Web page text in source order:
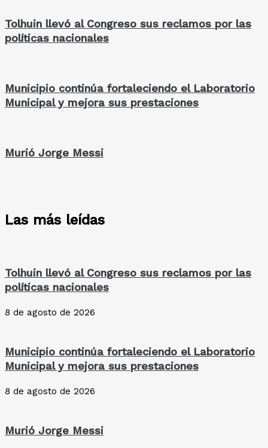
Tolhuin llevó al Congreso sus reclamos por las
políticas nacionales
Municipio continúa fortaleciendo el Laboratorio
Municipal y mejora sus prestaciones
Murió Jorge Messi
Las más leídas
Tolhuin llevó al Congreso sus reclamos por las
políticas nacionales
8 de agosto de 2026
Municipio continúa fortaleciendo el Laboratorio
Municipal y mejora sus prestaciones
8 de agosto de 2026
Murió Jorge Messi